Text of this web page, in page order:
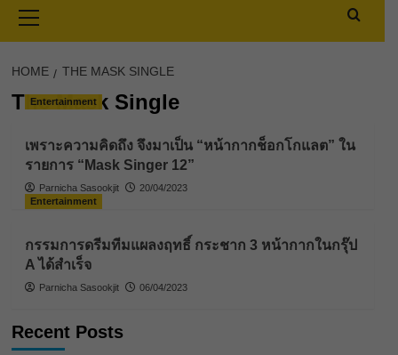
Menu
HOME THE MASK SINGLE
The Mask Single
Entertainment
เพราะความคิดถึง จึงมาเป็น “หน้ากากช็อกโกแลต” ใน
รายการ “Mask Singer 12”
Parnicha Sasookjit
20/04/2023
Entertainment
กรรมการดรีมทีมแผลงฤทธิ์ กระชาก 3 หน้ากากในกรุ๊ป
A ได้สำเร็จ
Parnicha Sasookjit 06/04/2023
Recent Posts